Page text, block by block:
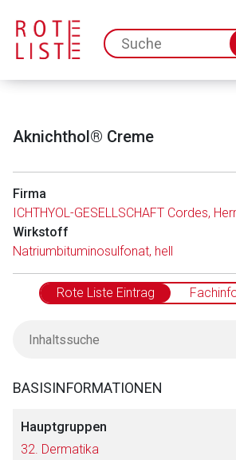
Aknichthol® Creme
Firma
Wirkstoff
Natriumbituminosulfonat, hell
Rote Liste Eintrag
BASISINFORMATIONEN
Hauptgruppen
32. Dermatika